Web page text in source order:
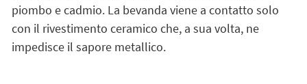
piombo e cadmio. La bevanda viene a contatto solo
con il rivestimento ceramico che, a sua volta, ne
impedisce il sapore metallico.